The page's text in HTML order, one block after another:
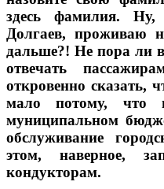
здесь фамилия.
Долгаев, проживаю
дальше?! Не пора ли
отвечать
откровенно сказать,
мало потому, что
муниципальном
обслуживание
этом, наверное,
кондукторам.